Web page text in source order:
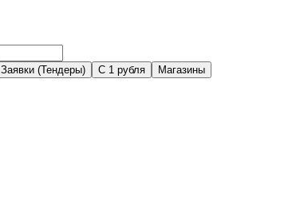
Заявки (Тендеры) С 1 рубля Магазины